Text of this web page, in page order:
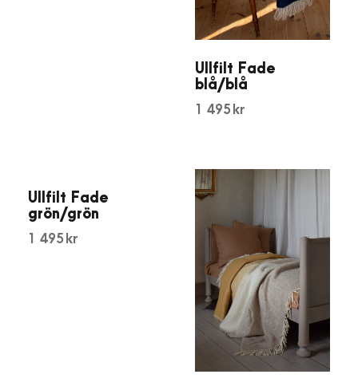
Ullfilt Fade
blå/blå
1 495 kr
Ullfilt Fade
grön/grön
1 495 kr